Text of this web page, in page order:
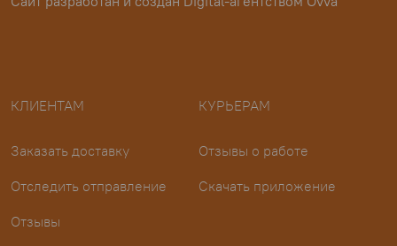
КЛИЕНТАМ
Заказать доставку
Отследить отправление
Отзывы
КУРЬЕРАМ
Отзывы о работе
Скачать приложение